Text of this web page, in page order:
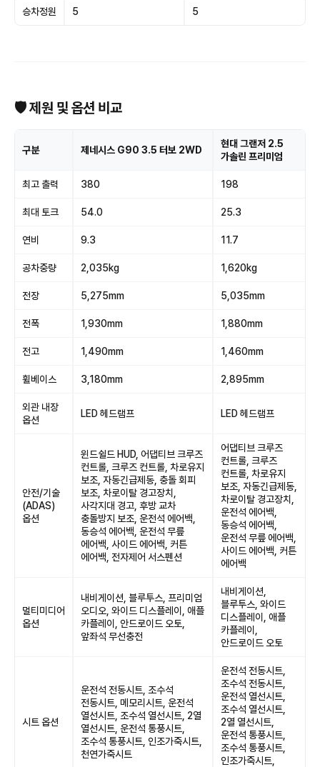
승차정원 5 5
🛡 제원 및 옵션 비교
구분 제네시스 G90 3.5 터보 2WD
현대 그랜저 2.5
가솔린 프리미엄
최고 출력 380 198
최대 토크 54.0 25.3
연비 9.3 11.7
공차중량 2,035kg 1,620kg
전장 5,275mm 5,035mm
전폭 1,930mm 1,880mm
전고 1,490mm 1,460mm
휠베이스 3,180mm 2,895mm
외관 내장
옵션
LED 헤드램프 LED 헤드램프
안전/기술
(ADAS)
옵션
윈드쉴드 HUD, 어댑티브 크루즈
컨트롤, 크루즈 컨트롤, 차로유지
보조, 자동긴급제동, 충돌 회피
보조, 차로이탈 경고장치,
사각지대 경고, 후방 교차
충돌방지 보조, 운전석 에어백,
동승석 에어백, 운전석 무릎
에어백, 사이드 에어백, 커튼
에어백, 전자제어 서스펜션
어댑티브 크루즈
컨트롤, 크루즈
컨트롤, 차로유지
보조, 자동긴급제동,
차로이탈 경고장치,
운전석 에어백,
동승석 에어백,
운전석 무릎 에어백,
사이드 에어백, 커튼
에어백
멀티미디어
옵션
내비게이션, 블루투스, 프리미엄
오디오, 와이드 디스플레이, 애플
카플레이, 안드로이드 오토,
앞좌석 무선충전
내비게이션,
블루투스, 와이드
디스플레이, 애플
카플레이,
안드로이드 오토
시트 옵션
운전석 전동시트, 조수석
전동시트, 메모리시트, 운전석
열선시트, 조수석 열선시트, 2열
열선시트, 운전석 통풍시트,
조수석 통풍시트, 인조가죽시트,
천연가죽시트
운전석 전동시트,
조수석 전동시트,
운전석 열선시트,
조수석 열선시트,
2열 열선시트,
운전석 통풍시트,
조수석 통풍시트,
인조가죽시트,